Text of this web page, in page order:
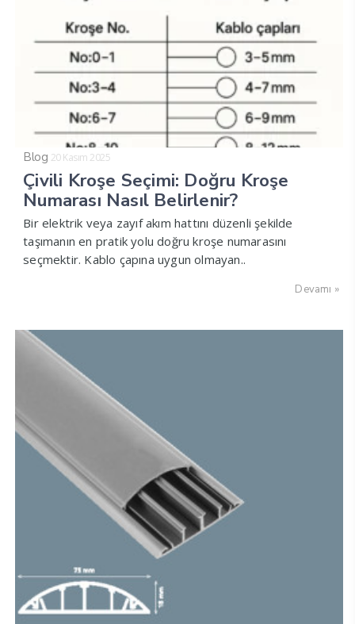
Blog 20 Kasım 2025
Çivili Kroşe Seçimi: Doğru Kroşe
Numarası Nasıl Belirlenir?
Bir elektrik veya zayıf akım hattını düzenli şekilde
taşımanın en pratik yolu doğru kroşe numarasını
seçmektir. Kablo çapına uygun olmayan..
Devamı »